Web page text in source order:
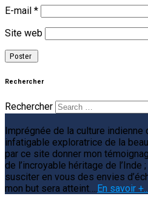
E-mail *
Site web
Rechercher
Rechercher
Imprégnée de la culture indienne
infatigable exploratrice de la
par ce site donner mon
de l’incroyable héritage de
susciter en vous des envies
mon but sera atteint….En savoir +...